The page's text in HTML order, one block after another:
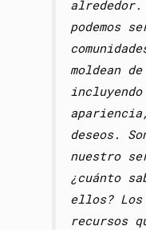
alrededor.
podemos
moldean de
deseos.
nuestro
¿cuánto
ellos? Los
recursos